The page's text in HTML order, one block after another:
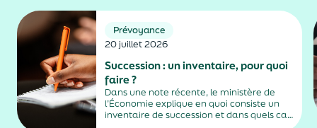
Prévoyance
20 juillet 2026
Succession : un inventaire, pour quoi
faire ?
Dans une note récente, le ministère de
l’Économie explique en quoi consiste un
inventaire de succession et dans quels cas